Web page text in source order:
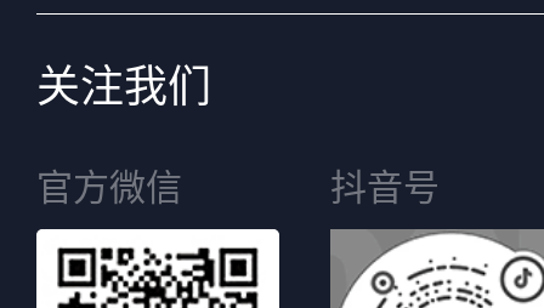
关注我们
官方微信 抖音号